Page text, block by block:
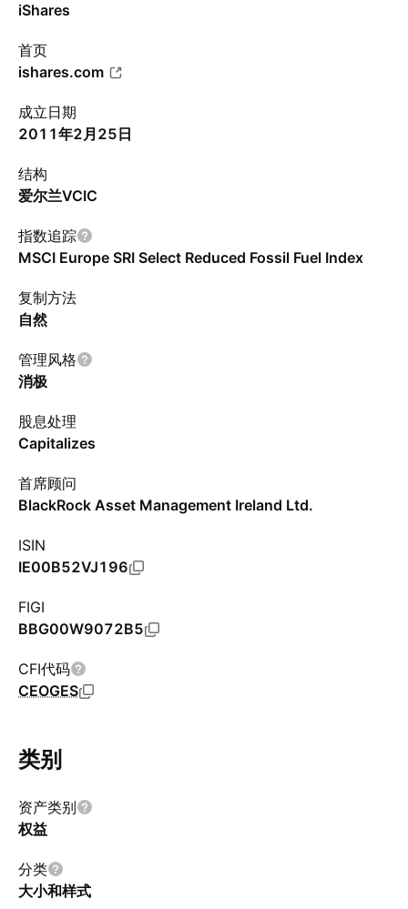
iShares
首页
ishares.com
成立日期
2011年2月25日
结构
爱尔兰VCIC
指数追踪
MSCI Europe SRI Select Reduced Fossil Fuel Index
复制方法
自然
管理风格
消极
股息处理
Capitalizes
首席顾问
BlackRock Asset Management Ireland Ltd.
ISIN
IE00B52VJ196
FIGI
BBG00W9072B5
CFI代码
CEOGES
类别
资产类别
权益
分类
大小和样式